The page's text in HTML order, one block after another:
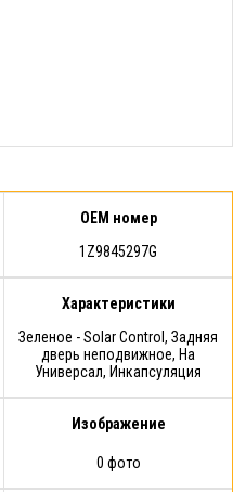
OEM номер
1Z9845297G
Характеристики
Зеленое - Solar Control, Задняя
дверь неподвижное, На
Универсал, Инкапсуляция
Изображение
0 фото